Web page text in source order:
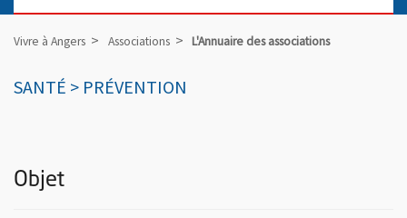
Vivre à Angers Associations L'Annuaire des associations
SANTÉ > PRÉVENTION
Objet